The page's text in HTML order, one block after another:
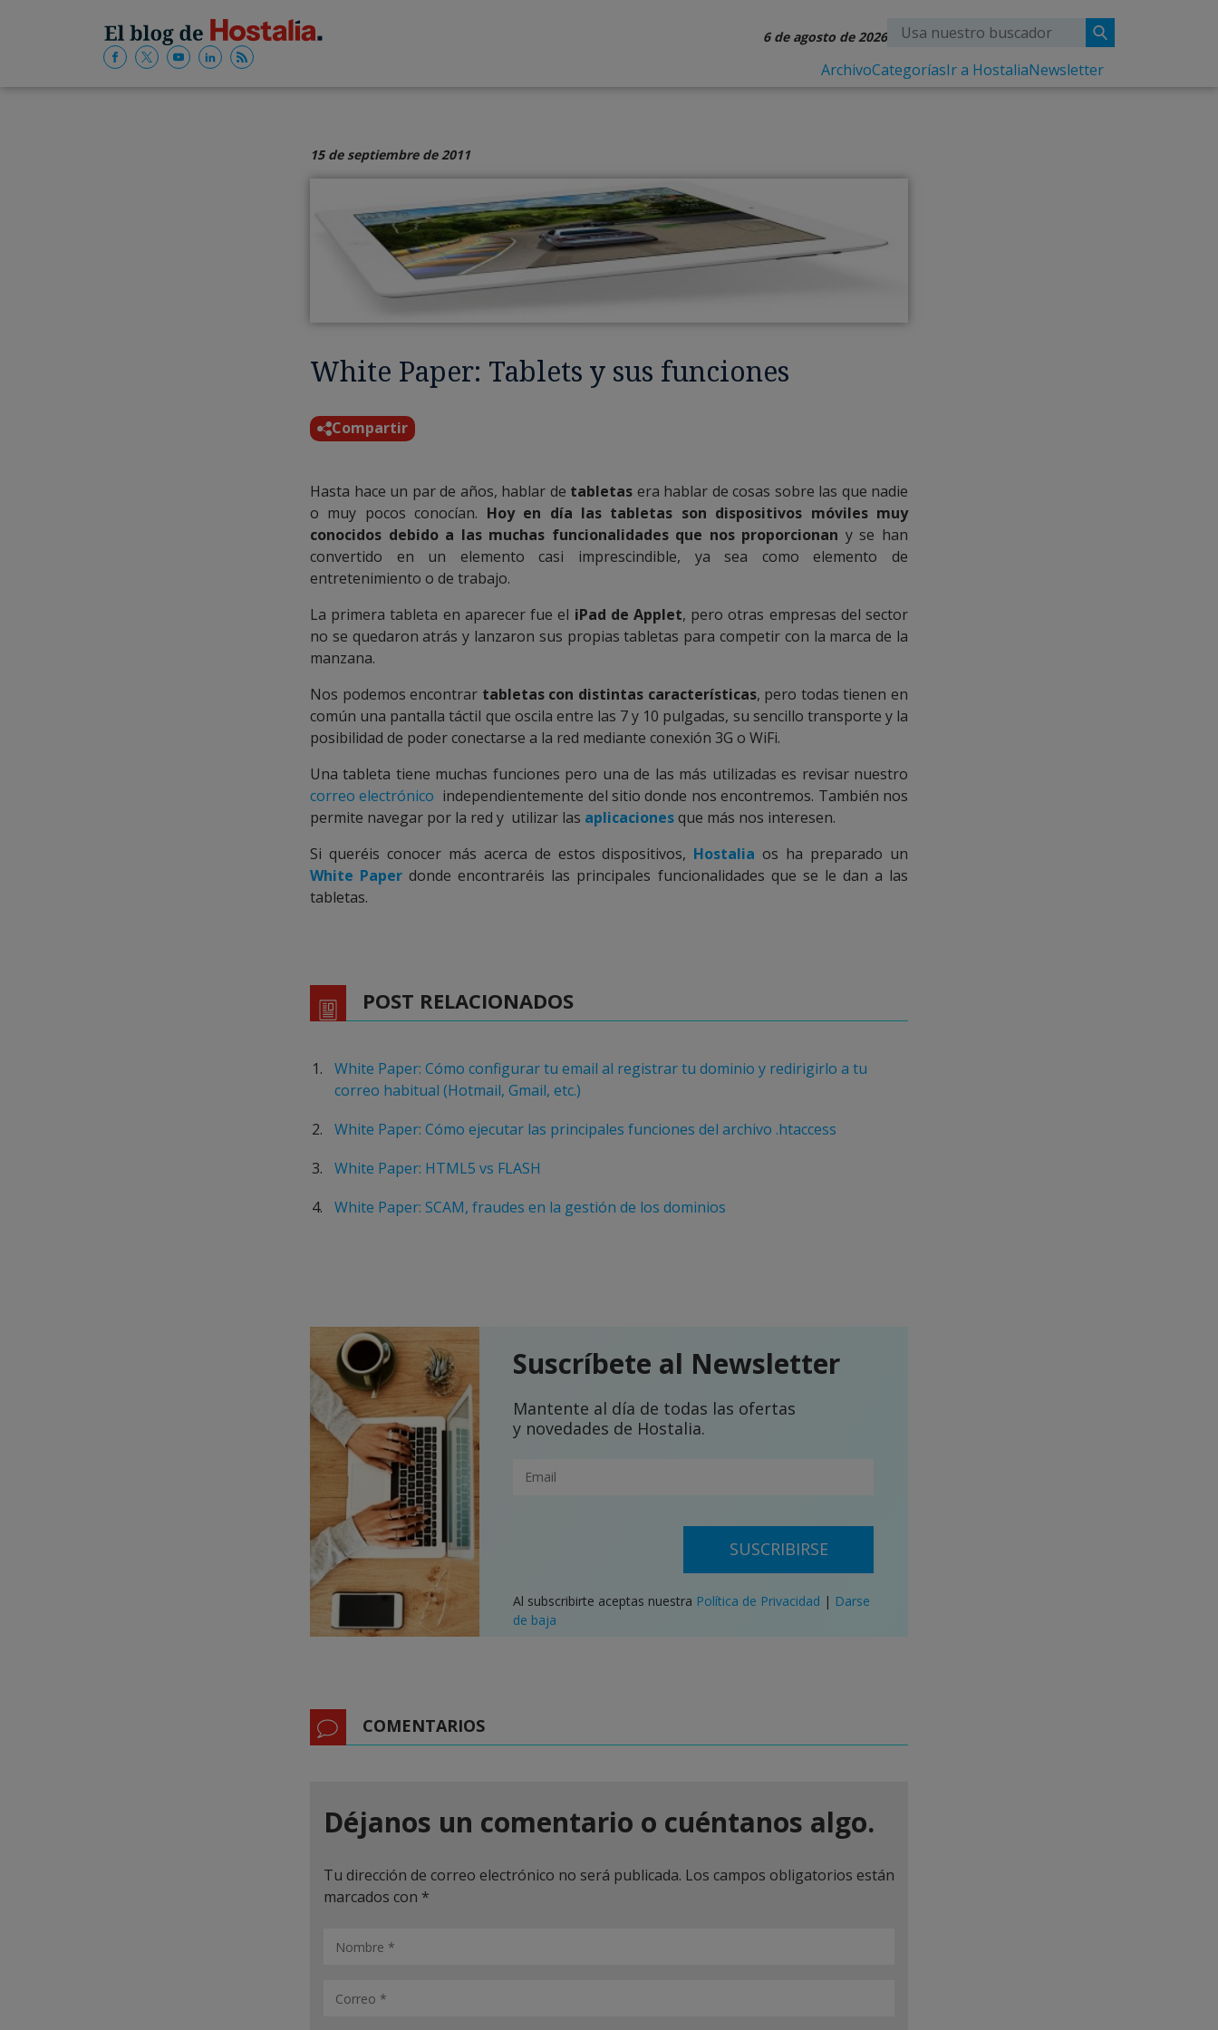
6 de agosto de 2026
ArchivoCategoríasIr a HostaliaNewsletter
15 de septiembre de 2011
White Paper: Tablets y sus funciones
Compartir
Hasta hace un par de años, hablar de tabletas era hablar de cosas sobre las que nadie
o muy pocos conocían. Hoy en día las tabletas son dispositivos móviles muy
conocidos debido a las muchas funcionalidades que nos proporcionan y se han
convertido en un elemento casi imprescindible, ya sea como elemento de
entretenimiento o de trabajo.
La primera tableta en aparecer fue el iPad de Applet, pero otras empresas del sector
no se quedaron atrás y lanzaron sus propias tabletas para competir con la marca de la
manzana.
Nos podemos encontrar tabletas con distintas características, pero todas tienen en
común una pantalla táctil que oscila entre las 7 y 10 pulgadas, su sencillo transporte y la
posibilidad de poder conectarse a la red mediante conexión 3G o WiFi.
Una tableta tiene muchas funciones pero una de las más utilizadas es revisar nuestro
correo electrónico independientemente del sitio donde nos encontremos. También nos
permite navegar por la red y utilizar las aplicacionesque más nos interesen.
Si queréis conocer más acerca de estos dispositivos, Hostalia os ha preparado un
White Paper donde encontraréis las principales funcionalidades que se le dan a las
tabletas.
POST RELACIONADOS
White Paper: Cómo configurar tu email al registrar tu dominio y redirigirlo a tu
correo habitual (Hotmail, Gmail, etc.)
White Paper: Cómo ejecutar las principales funciones del archivo .htaccess
White Paper: HTML5 vs FLASH
White Paper: SCAM, fraudes en la gestión de los dominios
Suscríbete al Newsletter
Mantente al día de todas las ofertas
y novedades de Hostalia.
SUSCRIBIRSE
Al subscribirte aceptas nuestra Política de Privacidad | Darse
de baja
COMENTARIOS
Déjanos un comentario o cuéntanos algo.
Tu dirección de correo electrónico no será publicada. Los campos obligatorios están
marcados con *